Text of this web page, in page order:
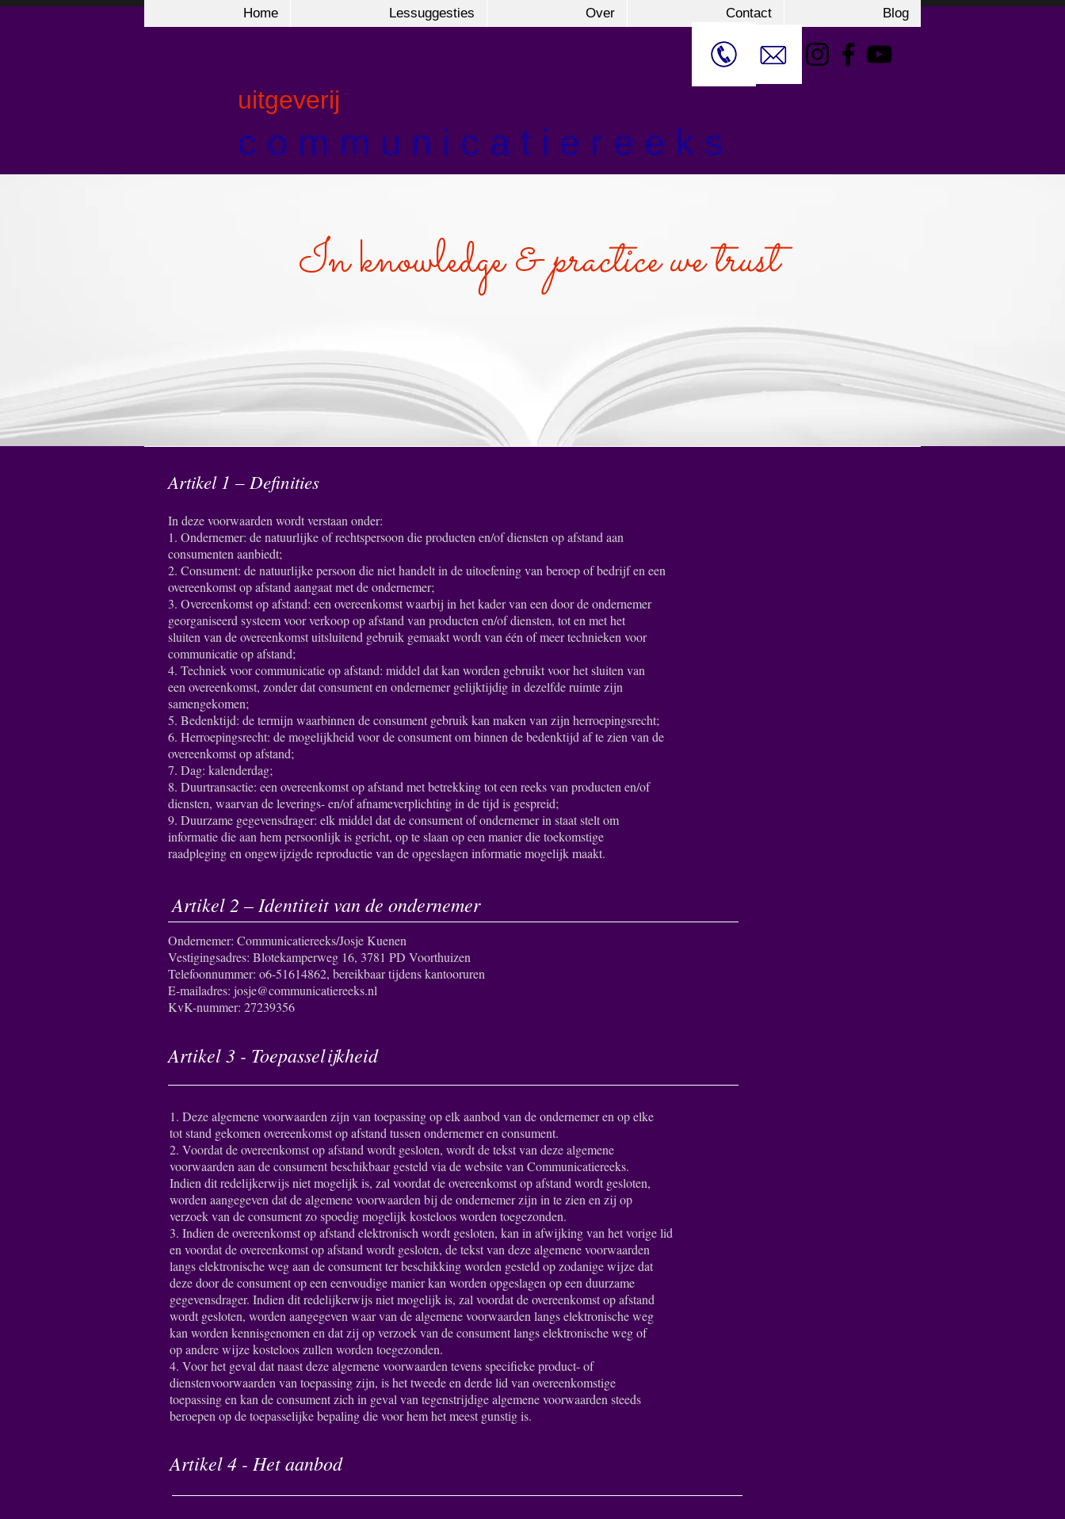
Home Lessuggesties Over Contact Blog
uitgeverij
c o m m u n i c a t i e r e e k s
In knowledge &practice we trust
Artikel 1 – Definities
In deze voorwaarden wordt verstaan onder:
1. Ondernemer: de natuurlijke of rechtspersoon die producten en/of diensten op afstand aan
consumenten aanbiedt;
2. Consument: de natuurlijke persoon die niet handelt in de uitoefening van beroep of bedrijf en een
overeenkomst op afstand aangaat met de ondernemer;
3. Overeenkomst op afstand: een overeenkomst waarbij in het kader van een door de ondernemer
georganiseerd systeem voor verkoop op afstand van producten en/of diensten, tot en met het
sluiten van de overeenkomst uitsluitend gebruik gemaakt wordt van één of meer technieken voor
communicatie op afstand;
4. Techniek voor communicatie op afstand: middel dat kan worden gebruikt voor het sluiten van
een overeenkomst, zonder dat consument en ondernemer gelijktijdig in dezelfde ruimte zijn
samengekomen;
5. Bedenktijd: de termijn waarbinnen de consument gebruik kan maken van zijn herroepingsrecht;
6. Herroepingsrecht: de mogelijkheid voor de consument om binnen de bedenktijd af te zien van de
overeenkomst op afstand;
7. Dag: kalenderdag;
8. Duurtransactie: een overeenkomst op afstand met betrekking tot een reeks van producten en/of
diensten, waarvan de leverings- en/of afnameverplichting in de tijd is gespreid;
9. Duurzame gegevensdrager: elk middel dat de consument of ondernemer in staat stelt om
informatie die aan hem persoonlijk is gericht, op te slaan op een manier die toekomstige
raadpleging en ongewijzigde reproductie van de opgeslagen informatie mogelijk maakt.
Artikel 2 – Identiteit van de ondernemer
Ondernemer: Communicatiereeks/Josje Kuenen
Vestigingsadres: Blotekamperweg 16, 3781 PD Voorthuizen
Telefoonnummer: o6-51614862, bereikbaar tijdens kantooruren
E-mailadres: josje@communicatiereeks.nl
KvK-nummer: 27239356
Artikel 3 - Toepasselijkheid
1. Deze algemene voorwaarden zijn van toepassing op elk aanbod van de ondernemer en op elke
tot stand gekomen overeenkomst op afstand tussen ondernemer en consument.
2. Voordat de overeenkomst op afstand wordt gesloten, wordt de tekst van deze algemene
voorwaarden aan de consument beschikbaar gesteld via de website van Communicatiereeks.
Indien dit redelijkerwijs niet mogelijk is, zal voordat de overeenkomst op afstand wordt gesloten,
worden aangegeven dat de algemene voorwaarden bij de ondernemer zijn in te zien en zij op
verzoek van de consument zo spoedig mogelijk kosteloos worden toegezonden.
3. Indien de overeenkomst op afstand elektronisch wordt gesloten, kan in afwijking van het vorige lid
en voordat de overeenkomst op afstand wordt gesloten, de tekst van deze algemene voorwaarden
langs elektronische weg aan de consument ter beschikking worden gesteld op zodanige wijze dat
deze door de consument op een eenvoudige manier kan worden opgeslagen op een duurzame
gegevensdrager. Indien dit redelijkerwijs niet mogelijk is, zal voordat de overeenkomst op afstand
wordt gesloten, worden aangegeven waar van de algemene voorwaarden langs elektronische weg
kan worden kennisgenomen en dat zij op verzoek van de consument langs elektronische weg of
op andere wijze kosteloos zullen worden toegezonden.
4. Voor het geval dat naast deze algemene voorwaarden tevens specifieke product- of
dienstenvoorwaarden van toepassing zijn, is het tweede en derde lid van overeenkomstige
toepassing en kan de consument zich in geval van tegenstrijdige algemene voorwaarden steeds
beroepen op de toepasselijke bepaling die voor hem het meest gunstig is.
Artikel 4 - Het aanbod